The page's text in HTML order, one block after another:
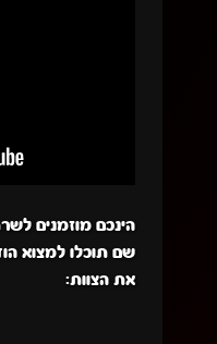
הינכם מוזמנים
שם תוכלו למצוא
את הצוות: